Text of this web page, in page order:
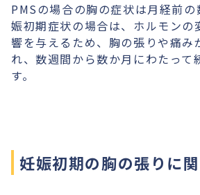
PMSの場合の胸の症状は月経前
娠初期症状の場合は、ホルモンの
響を与えるため、胸の張りや痛み
れ、数週間から数か月にわたって
す。
妊娠初期の胸の張りに